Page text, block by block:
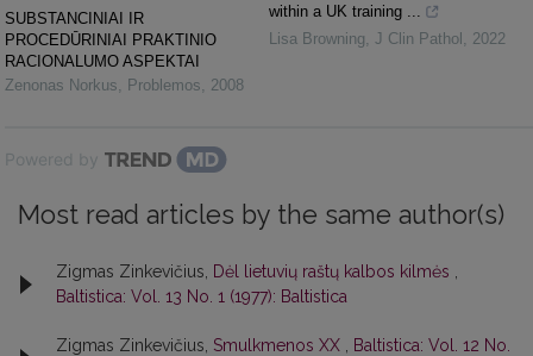
SUBSTANCINIAI IR
PROCEDŪRINIAI PRAKTINIO
RACIONALUMO ASPEKTAI
Zenonas Norkus
Problemos 2008
within a UK training ...
Lisa Browning J Clin Pathol 2022
Powered by
Most read articles by the same author(s)
Zigmas Zinkevičius, Dėl lietuvių raštų kalbos kilmės
Baltistica: Vol. 13 No. 1 (1977): Baltistica
Zigmas Zinkevičius, Smulkmenos XX
Baltistica: Vol. 12 No.